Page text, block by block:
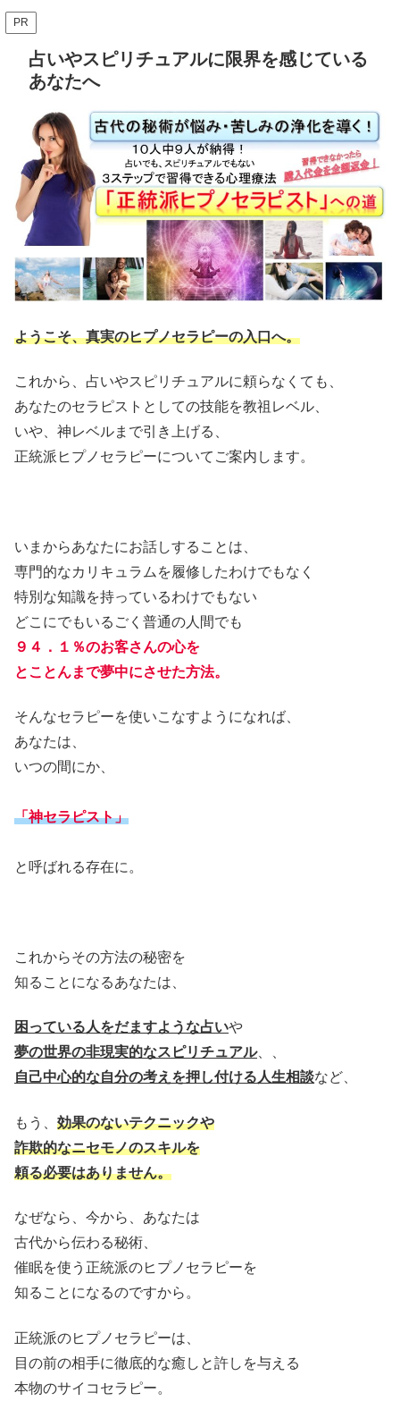
PR
占いやスピリチュアルに限界を感じている
あなたへ
ようこそ、真実のヒプノセラピーの入口へ。
これから、占いやスピリチュアルに頼らなくても、
あなたのセラピストとしての技能を教祖レベル、
いや、神レベルまで引き上げる、
正統派ヒプノセラピーについてご案内します。
いまからあなたにお話しすることは、
専門的なカリキュラムを履修したわけでもなく
特別な知識を持っているわけでもない
どこにでもいるごく普通の人間でも
９４．１％のお客さんの心を
とことんまで夢中にさせた方法。
そんなセラピーを使いこなすようになれば、
あなたは、
いつの間にか、
「神セラピスト」
と呼ばれる存在に。
これからその方法の秘密を
知ることになるあなたは、
困っている人をだますような占いや
夢の世界の非現実的なスピリチュアル、、
自己中心的な自分の考えを押し付ける人生相談など、
もう、 効果のないテクニックや
詐欺的なニセモノのスキルを
頼る必要はありません。
なぜなら、今から、あなたは
古代から伝わる秘術、
催眠を使う正統派のヒプノセラピーを
知ることになるのですから。
正統派のヒプノセラピーは、
目の前の相手に徹底的な癒しと許しを与える
本物のサイコセラピー。